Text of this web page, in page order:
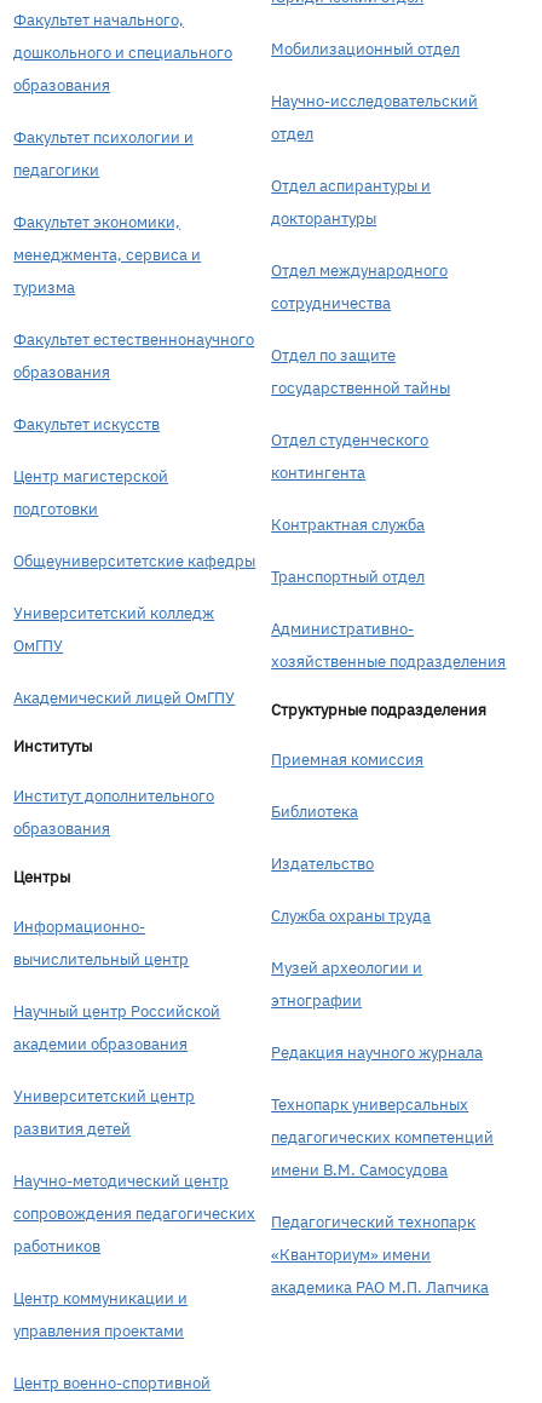
Факультет начального,
дошкольного и специального
образования
Факультет психологии и
педагогики
Факультет экономики,
менеджмента, сервиса и
туризма
Факультет естественнонаучного
образования
Факультет искусств
Центр магистерской
подготовки
Общеуниверситетские кафедры
Университетский колледж
ОмГПУ
Академический лицей ОмГПУ
Институты
Институт дополнительного
образования
Центры
Информационно-
вычислительный центр
Научный центр Российской
академии образования
Университетский центр
развития детей
Научно-методический центр
сопровождения педагогических
работников
Центр коммуникации и
управления проектами
Центр военно-спортивной
Мобилизационный отдел
Научно-исследовательский
отдел
Отдел аспирантуры и
докторантуры
Отдел международного
сотрудничества
Отдел по защите
государственной тайны
Отдел студенческого
контингента
Контрактная служба
Транспортный отдел
Административно-
хозяйственные подразделения
Структурные подразделения
Приемная комиссия
Библиотека
Издательство
Служба охраны труда
Музей археологии и
этнографии
Редакция научного журнала
Технопарк универсальных
педагогических компетенций
имени В.М. Самосудова
Педагогический технопарк
«Кванториум» имени
академика РАО М.П. Лапчика